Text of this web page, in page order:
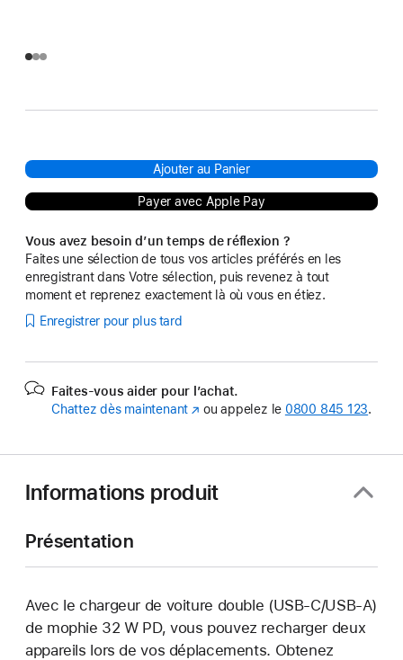
Ajouter au Panier
Payer avec Apple Pay
Vous avez besoin d’un temps de réflexion ?
Faites une sélection de tous vos articles préférés en les
enregistrant dans Votre sélection, puis revenez à tout
moment et reprenez exactement là où vous en étiez.
Enregistrer pour plus tard
Faites-vous aider pour l’achat.
Chattez dès maintenant (s’ouvre
ou appelez le 0800 845 123.
Informations produit
Présentation
Avec le chargeur de voiture double (USB-C/USB-A)
de mophie 32 W PD, vous pouvez recharger deux
appareils lors de vos déplacements. Obtenez